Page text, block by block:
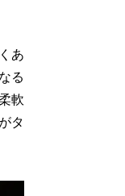
あ
る
軟
タ